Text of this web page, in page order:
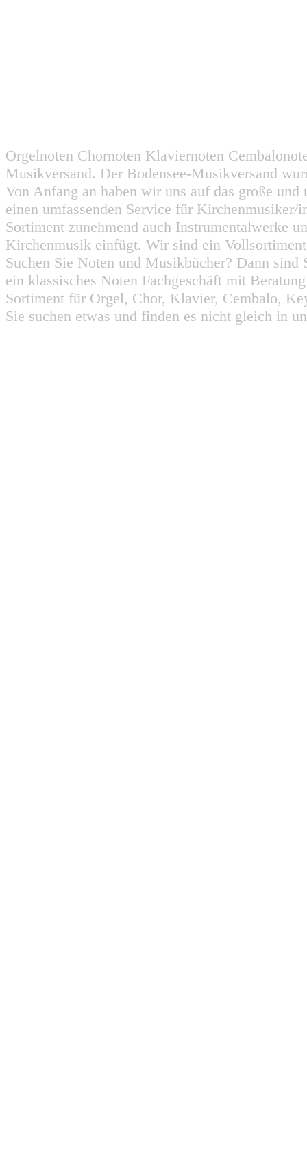
Orgelnoten Chornoten Klaviernoten
Musikversand. Der Bodensee-Musikversand
Von Anfang an haben wir uns auf das große
einen umfassenden Service für
Sortiment zunehmend auch Instrumentalwerke
Kirchenmusik einfügt. Wir sind ein
Suchen Sie Noten und Musikbücher? Dann
ein klassisches Noten Fachgeschäft mit
Sortiment für Orgel, Chor, Klavier, Cembalo,
Sie suchen etwas und finden es nicht gleich in